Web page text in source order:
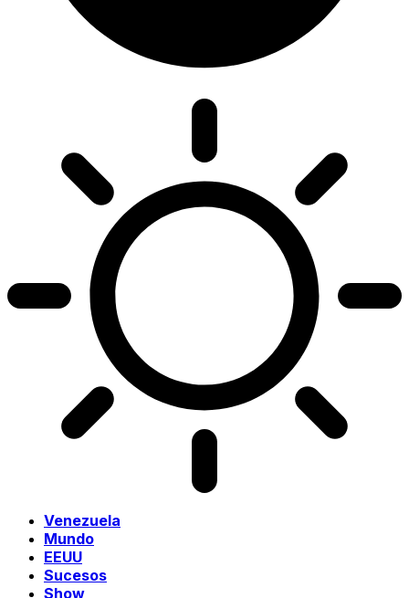
Venezuela
Mundo
EEUU
Sucesos
Show